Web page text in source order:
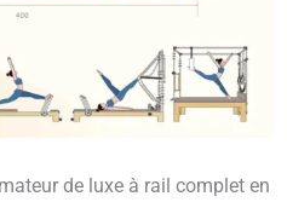
de luxe à rail complet en